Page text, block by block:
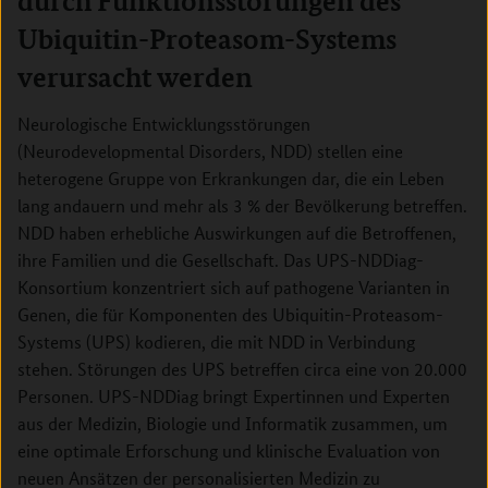
Ubiquitin-Proteasom-Systems
verursacht werden
Neurologische Entwicklungsstörungen
(Neurodevelopmental Disorders, NDD) stellen eine
heterogene Gruppe von Erkrankungen dar, die ein Leben
lang andauern und mehr als 3 % der Bevölkerung betreffen.
NDD haben erhebliche Auswirkungen auf die Betroffenen,
ihre Familien und die Gesellschaft. Das UPS-NDDiag-
Konsortium konzentriert sich auf pathogene Varianten in
Genen, die für Komponenten des Ubiquitin-Proteasom-
Systems (UPS) kodieren, die mit NDD in Verbindung
stehen. Störungen des UPS betreffen circa eine von 20.000
Personen. UPS-NDDiag bringt Expertinnen und Experten
aus der Medizin, Biologie und Informatik zusammen, um
eine optimale Erforschung und klinische Evaluation von
neuen Ansätzen der personalisierten Medizin zu